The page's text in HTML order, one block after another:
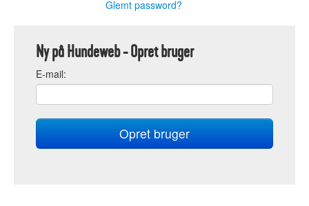
Glemt password?
Ny på Hundeweb - Opret bruger
E-mail: